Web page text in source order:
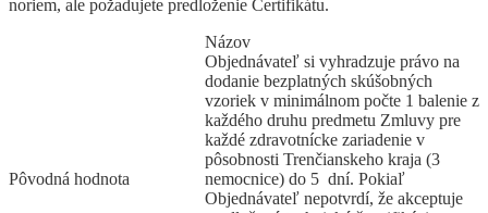
noriem, ale požadujete predloženie Certifikátu.
Názov
Pôvodná hodnota
Objednávateľ si vyhradzuje právo na
dodanie bezplatných skúšobných
vzoriek v minimálnom počte 1 balenie z
každého druhu predmetu Zmluvy pre
každé zdravotnícke zariadenie v
pôsobnosti Trenčianskeho kraja (3
nemocnice) do 5 dní. Pokiaľ
Objednávateľ nepotvrdí, že akceptuje